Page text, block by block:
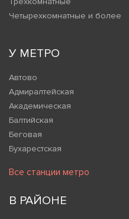
Четырехкомнатные и более
У МЕТРО
Автово
Адмиралтейская
Академическая
Балтийская
Беговая
Бухарестская
Все станции метро
В РАЙОНЕ